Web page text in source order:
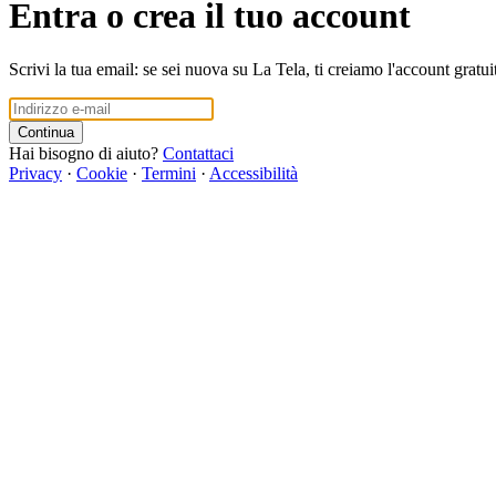
Entra o crea il tuo account
Scrivi la tua email: se sei nuova su La Tela, ti creiamo l'account
Continua
Hai bisogno di aiuto? Contattaci
Privacy · Cookie · Termini · Accessibilità